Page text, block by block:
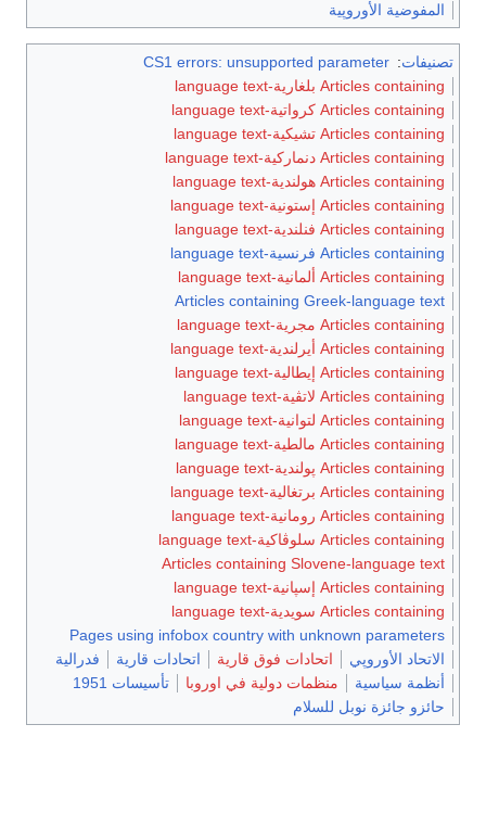
المفوضية الأوروپية
تصنيفات:
CS1 errors: unsupported parameter
Articles containing بلغارية-language text
Articles containing كرواتية-language text
Articles containing تشيكية-language text
Articles containing دنماركية-language text
Articles containing هولندية-language text
Articles containing إستونية-language text
Articles containing فنلندية-language text
Articles containing فرنسية-language text
Articles containing ألمانية-language text
Articles containing Greek-language text
Articles containing مجرية-language text
Articles containing أيرلندية-language text
Articles containing إيطالية-language text
Articles containing لاتڤية-language text
Articles containing لتوانية-language text
Articles containing مالطية-language text
Articles containing پولندية-language text
Articles containing برتغالية-language text
Articles containing رومانية-language text
Articles containing سلوڤاكية-language text
Articles containing Slovene-language text
Articles containing إسپانية-language text
Articles containing سويدية-language text
Pages using infobox country with unknown parameters
الاتحاد الأوروپي
اتحادات فوق قارية اتحادات قارية
فدرالية
أنظمة سياسية
منظمات دولية في اوروبا
تأسيسات 1951
حائزو جائزة نوبل للسلام